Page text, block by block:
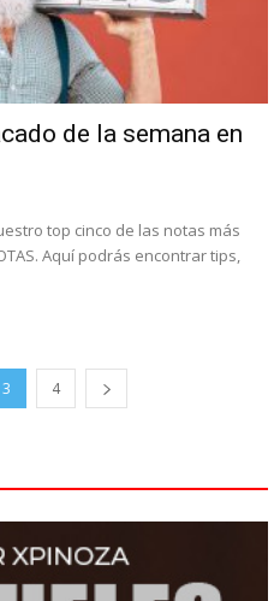
de la semana en
top cinco de las notas más
Aquí podrás encontrar tips,
3 4